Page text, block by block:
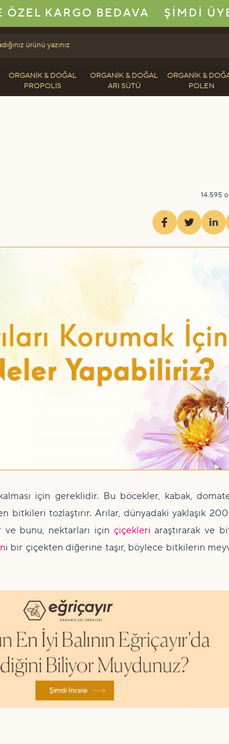
ÖZEL KARGO BEDAVA ŞIMDI
ORGANIK & DOĞAL
PROPOLIS
ORGANIK & DOĞAL
ARI SÜTÜ
ORGANIK &
POLEN
14.595
için gereklidir. Bu böcekler, kabak,
tozlaştırır. Arılar, dünyadaki yaklaşık
bunu, nektarları için çiçekleri araştırarak ve
i bir çiçekten diğerine taşır, böylece bitkilerin